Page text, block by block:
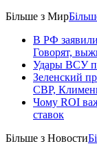
Більше з Мир
В РФ
Говорят,
Удары ВСУ
Зеленский
СВР,
Чому ROI
ставок
Більше з Новости